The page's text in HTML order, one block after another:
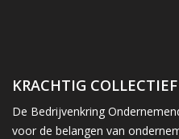
KRACHTIG COLLECTIEF
De Bedrijvenkring
voor de belangen van